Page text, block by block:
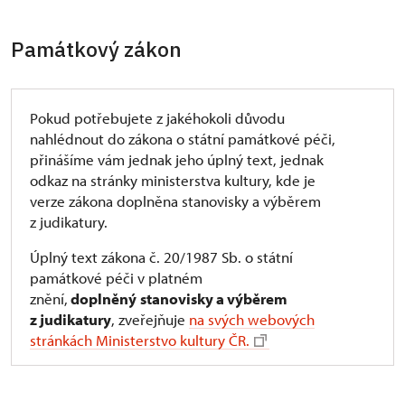
Památkový zákon
Pokud potřebujete z jakéhokoli důvodu
nahlédnout do zákona o státní památkové péči,
přinášíme vám jednak jeho úplný text, jednak
odkaz na stránky ministerstva kultury, kde je
verze zákona doplněna stanovisky a výběrem
z judikatury.
Úplný text zákona č. 20/1987 Sb. o státní
památkové péči v platném
znění,doplněnýstanovisky a výběrem
z judikatury, zveřejňuje na svých webových
stránkách Ministerstvo kultury ČR.